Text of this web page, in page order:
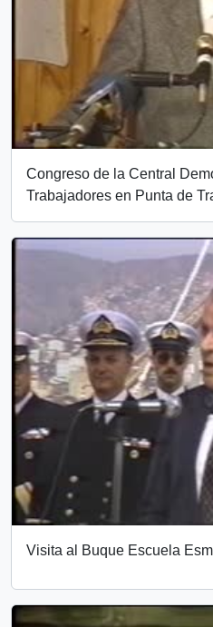
Congreso de la Central
Trabajadores en Punta de
Visita al Buque Escuela